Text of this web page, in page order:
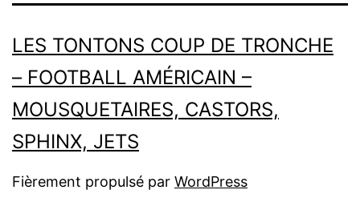
LES TONTONS COUP DE TRONCHE
– FOOTBALL AMÉRICAIN –
MOUSQUETAIRES, CASTORS,
SPHINX, JETS
Fièrement propulsé par WordPress